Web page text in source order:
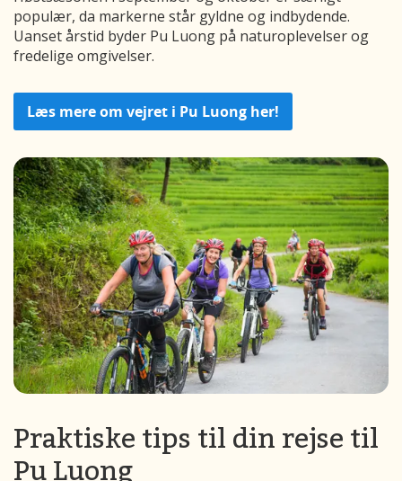
populær, da markerne står gyldne og indbydende.
Uanset årstid byder Pu Luong på naturoplevelser og
fredelige omgivelser.
Læs mere om vejret i Pu Luong her!
Praktiske tips til din rejse til
Pu Luong